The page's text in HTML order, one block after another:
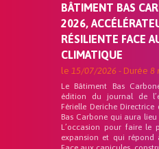
BÂTIMENT BAS
2026,
RÉSILIENTE FACE
CLIMATIQUE
le 15/07/2026 - Durée 8
Le Bâtiment Bas
édition du journal de
Férielle Deriche
Bas Carbone qui aura
L’occasion pour faire le
expansion et qui répond